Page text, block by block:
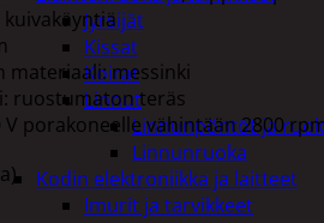
Jyrsijät
Kissat
Koirat
Linnut
Linnunpöntöt ja
Linnunruoka
Kodin elektroniikka ja laitteet
Imurit ja tarvikkeet
materiaali: messinki
ruostumaton teräs
porakoneelle vähintään 2800